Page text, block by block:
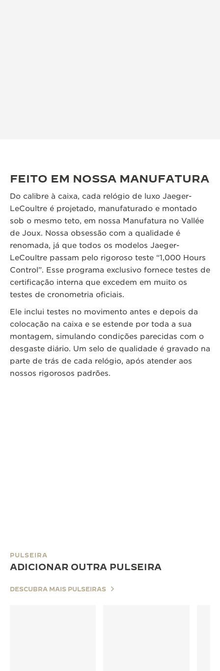
FEITO EM NOSSA MANUFATURA
Do calibre à caixa, cada relógio de luxo Jaeger-
LeCoultre é projetado, manufaturado e montado
sob o mesmo teto, em nossa Manufatura no Vallée
de Joux. Nossa obsessão com a qualidade é
renomada, já que todos os modelos Jaeger-
LeCoultre passam pelo rigoroso teste “1,000 Hours
Control”. Esse programa exclusivo fornece testes de
certificação interna que excedem em muito os
testes de cronometria oficiais.
Ele inclui testes no movimento antes e depois da
colocação na caixa e se estende por toda a sua
montagem, simulando condições parecidas com o
desgaste diário. Um selo de qualidade é gravado na
parte de trás de cada relógio, após atender aos
nossos rigorosos padrões.
PULSEIRA
ADICIONAR OUTRA PULSEIRA
DESCUBRA MAIS PULSEIRAS